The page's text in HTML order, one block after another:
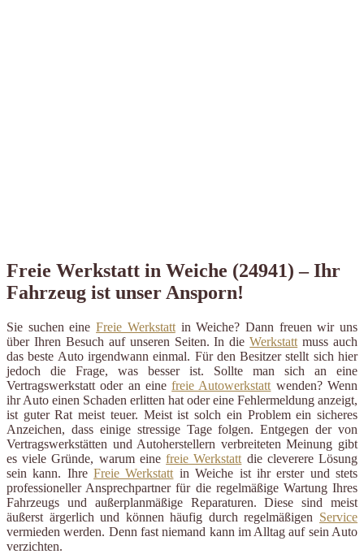
Freie Werkstatt in Weiche (24941) – Ihr
Fahrzeug ist unser Ansporn!
Sie suchen eineFreie Werkstattin Weiche? Dann freuen wir uns
über Ihren Besuch auf unseren Seiten. In dieWerkstatt muss auch
das beste Auto irgendwann einmal. Für den Besitzer stellt sich hier
jedoch die Frage, was besser ist. Sollte man sich an eine
Vertragswerkstatt oder an einefreie Autowerkstatt wenden? Wenn
ihr Auto einen Schaden erlitten hat oder eine Fehlermeldung anzeigt,
ist guter Rat meist teuer. Meist ist solch ein Problem ein sicheres
Anzeichen, dass einige stressige Tage folgen. Entgegen der von
Vertragswerkstätten und Autoherstellern verbreiteten Meinung gibt
es viele Gründe, warum einefreie Werkstatt die cleverere Lösung
sein kann. IhreFreie Werkstatt in Weiche ist ihr erster und stets
professioneller Ansprechpartner für die regelmäßige Wartung Ihres
Fahrzeugs und außerplanmäßige Reparaturen. Diese sind meist
äußerst ärgerlich und können häufig durch regelmäßigen Service
vermieden werden. Denn fast niemand kann im Alltag auf sein Auto
verzichten.